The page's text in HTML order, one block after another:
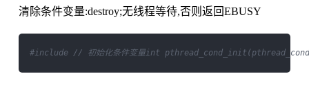
清除条件变量:destroy;无线程等待,否则返回EBUSY
#include // 初始化条件变量int